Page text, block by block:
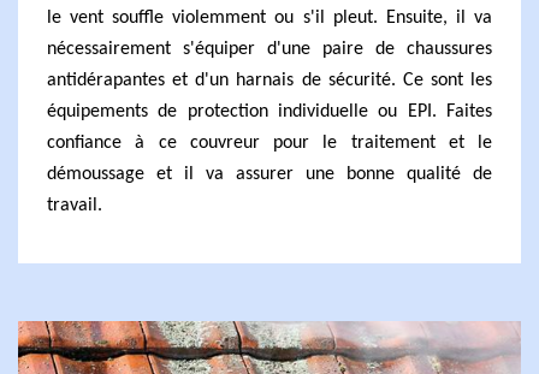
le vent souffle violemment ou s'il pleut. Ensuite, il va
nécessairement s'équiper d'une paire de chaussures
antidérapantes et d'un harnais de sécurité. Ce sont les
équipements de protection individuelle ou EPI. Faites
confiance à ce couvreur pour le traitement et le
démoussage et il va assurer une bonne qualité de
travail.